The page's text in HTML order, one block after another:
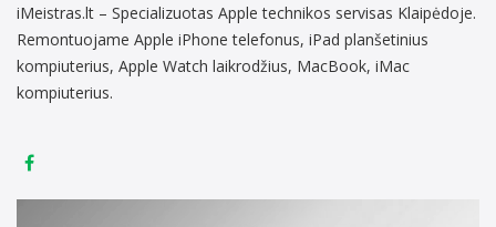
iMeistras.lt – Specializuotas Apple technikos servisas Klaipėdoje.
Remontuojame Apple iPhone telefonus, iPad planšetinius
kompiuterius, Apple Watch laikrodžius, MacBook, iMac
kompiuterius.